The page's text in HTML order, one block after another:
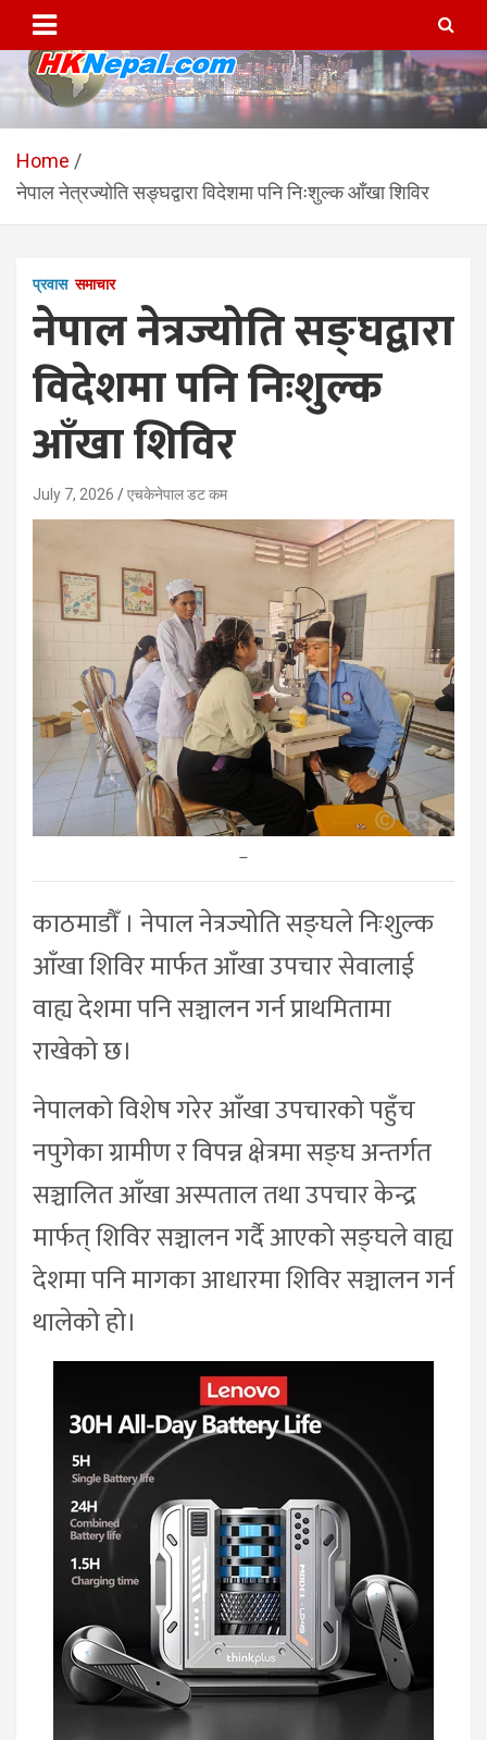
content
HKNepal.com – हङकङबाट
सञ्चालित पहिलो नेपाली अनलाईन
पत्रिका
hknepal, hknepal.com, hk nepal, hk nepal com
Home
नेपाल नेत्रज्योति सङ्घद्वारा विदेशमा पनि निःशुल्क आँखा शिविर
प्रवास समाचार
नेपाल नेत्रज्योति सङ्घद्वारा
विदेशमा पनि निःशुल्क
आँखा शिविर
July 7, 2026 एचकेनेपाल डट कम
–
काठमाडौँ । नेपाल नेत्रज्योति सङ्घले निःशुल्क
आँखा शिविर मार्फत आँखा उपचार सेवालाई
वाह्य देशमा पनि सञ्चालन गर्न प्राथमितामा
राखेको छ।
नेपालको विशेष गरेर आँखा उपचारको पहुँच
नपुगेका ग्रामीण र विपन्न क्षेत्रमा सङ्घ अन्तर्गत
सञ्चालित आँखा अस्पताल तथा उपचार केन्द्र
मार्फत् शिविर सञ्चालन गर्दै आएको सङ्घले वाह्य
देशमा पनि मागका आधारमा शिविर सञ्चालन गर्न
थालेको हो।